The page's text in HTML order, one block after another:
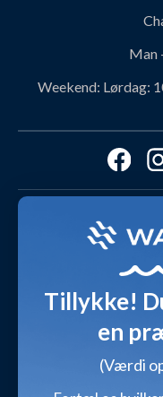
Shop
Om
FAQ -
Waterylife -
Man
Weekend: Lørdag:
Dag-til-
Tillykke!
en
(Værdi